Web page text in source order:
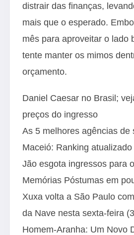
distrair das finanças,
mais que o esperado.
mês para aproveitar o lado
tente manter os mimos
orçamento.
Daniel Caesar no Brasil;
preços do ingresso
As 5 melhores agências de
Maceió: Ranking atualizado
Jão esgota ingressos para
Memórias Póstumas em
Xuxa volta a São Paulo
da Nave nesta sexta-feira
Homem-Aranha: Um Novo